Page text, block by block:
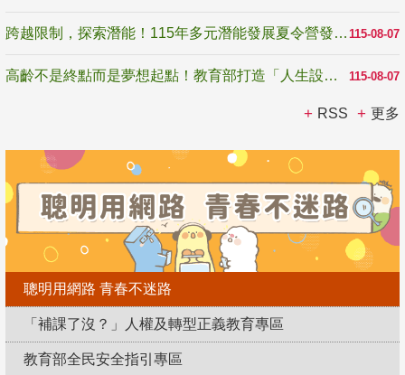
115-08-07
跨越限制，探索潛能！115年多元潛能發展夏令營發掘生命無限可能
115-08-07
高齡不是終點而是夢想起點！教育部打造「人生設計夢工場」 參展第3屆高齡健康產業博覽會
RSS 更多
聰明用網路 青春不迷路
「補課了沒？」人權及轉型正義教育專區
教育部全民安全指引專區